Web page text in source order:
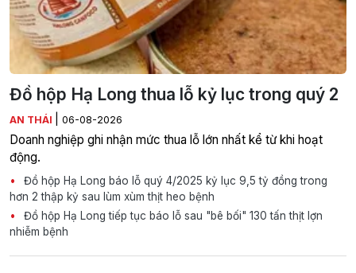
Đồ hộp Hạ Long thua lỗ kỷ lục trong quý 2
AN THÁI 06-08-2026
Doanh nghiệp ghi nhận mức thua lỗ lớn nhất kể từ khi hoạt
động.
Đồ hộp Hạ Long báo lỗ quý 4/2025 kỷ lục 9,5 tỷ đồng trong
hơn 2 thập kỷ sau lùm xùm thịt heo bệnh
Đồ hộp Hạ Long tiếp tục báo lỗ sau "bê bối" 130 tấn thịt lợn
nhiễm bệnh